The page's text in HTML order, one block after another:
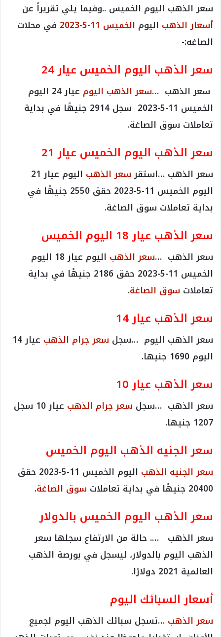
سعر الذهب اليوم الخميس ..وفيما يلي تقريراً عن
أسعار الذهب اليوم الخميس 11-5-2023
في محلات
الصاغه:-
سعر الذهب اليوم الخميس عيار 24
سعر الذهب …سعر الذهب اليوم
عيار 24 اليوم
الخميس 11-5-2023 سجل 2914 جنيهًا في بداية
تعاملات سوق الصاغة.
سعر الذهب اليوم الخميس عيار 21
سعر الذهب …استقرسعر الذهب
اليوم عيار 21
اليوم الخميس 11-5-2023 حقق 2550 جنيهًا في
بداية تعاملات سوق الصاغة.
سعر الذهب عيار 18 اليوم الخميس
سعر الذهب …سعر الذهب
اليوم عيار 18 اليوم
الخميس 11-5-2023 حقق 2186 جنيهًا في بداية
تعاملات سوق الصاغة.
سعر الذهب عيار 14
سعر الذهب اليوم …سجل سعر جرام الذهب
عيار 14
اليوم 1690 جنيها.
سعر الذهب عيار 10
سعر الذهب …سجل سعر جرام الذهب
عيار 10 سجل
1207 جنيها.
سعر الجنيه الذهب اليوم الخميس
سعر الجنيه الذهب
اليوم الخميس 11-5-2023 حقق
20400 جنيهًا في بداية تعاملات
سوق الصاغة.
سعر الذهب اليوم الخميس بالدولار
سعر الذهب …. حالة من الارتفاع سجلها سعر
الذهب اليوم بالدولار، ليسجل في بورصة الذهب
العالمية 2021 دولارًا.
أسعار السبائك اليوم
سعر الذهب …تسجل سبائك الذهب اليوم لجميع